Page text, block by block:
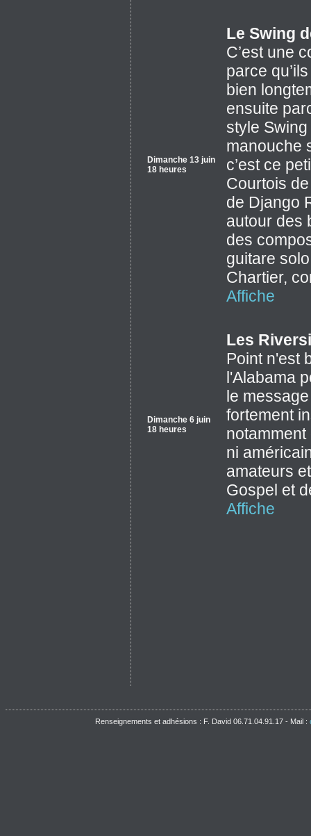
Dimanche 13 juin
18 heures
Le Swing
C’est une
parce
bien
ensuite
style
manouche
c’est ce
Courtois
de Django
autour des
des
guitare
Chartier,
Affiche
Dimanche 6 juin
18 heures
Les
Point n'est
l'Alabama
le
fortement
notamment
ni
amateurs
Gospel et
Affiche
Renseignements et adhésions : F. David 06.71.04.91.17 - Mail :